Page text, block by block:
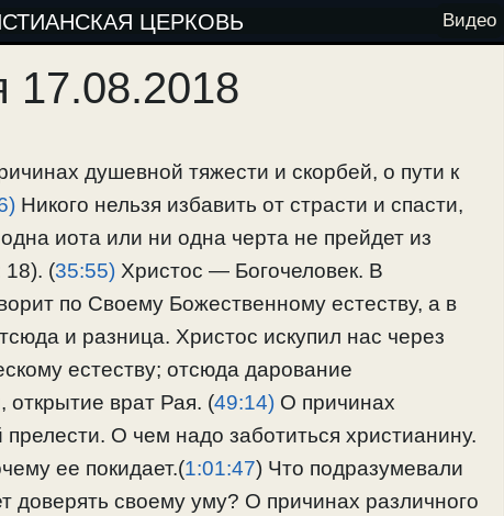
ЦЕРКОВЬ Видео
17.08.2018
душевной тяжести и скорбей, о пути к
Никого нельзя избавить от страсти и спасти,
иота или ни одна черта не прейдет из
18). (35:55) Христос — Богочеловек. В
по Своему Божественному естеству, а в
и разница. Христос искупил нас через
естеству; отсюда дарование
открытие врат Рая. (49:14) О причинах
О чем надо заботиться христианину.
ее покидает.(1:01:47) Что подразумевали
доверять своему уму? О причинах различного